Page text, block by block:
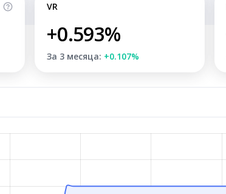
VR
+0.593%
За 3 месяца: +0.107%